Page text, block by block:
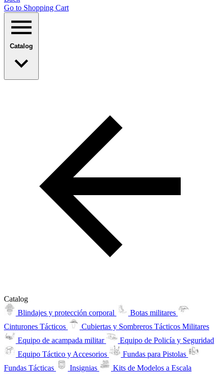
Go to Shopping Сart
Catalog
Catalog
Blindajes y protección corporal
Botas militares
Cinturones Tácticos
Cubiertas y Sombreros Tácticos Militares
Equipo de acampada militar
Equipo de Policía y Seguridad
Equipo Táctico y Accesorios
Fundas para Pistolas
Fundas Tácticas
Insignias Kits de Modelos a Escala